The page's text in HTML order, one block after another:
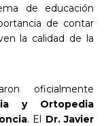
de educación
de contar
la calidad de la
oficialmente
y Ortopedia
. El Dr. Javier